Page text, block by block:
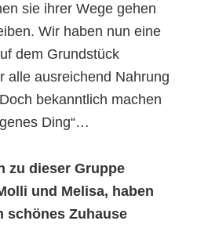
sie ihrer Wege gehen
Wir haben nun eine
dem Grundstück
alle ausreichend Nahrung
bekanntlich machen
Ding“…
zu dieser Gruppe
und Melisa, haben
schönes Zuhause